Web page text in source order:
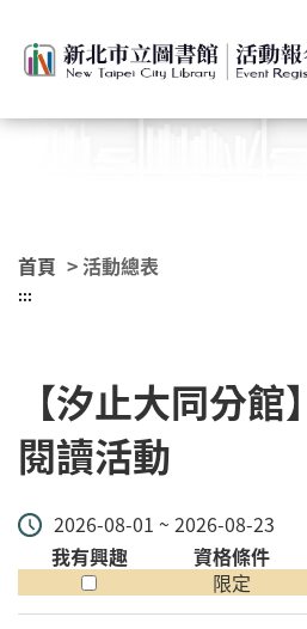
首頁 > 活動總表
:::
【汐止大同分
閱讀活動
2026-08-01 ~ 2026-08-23
我有興趣
資格條件
限定